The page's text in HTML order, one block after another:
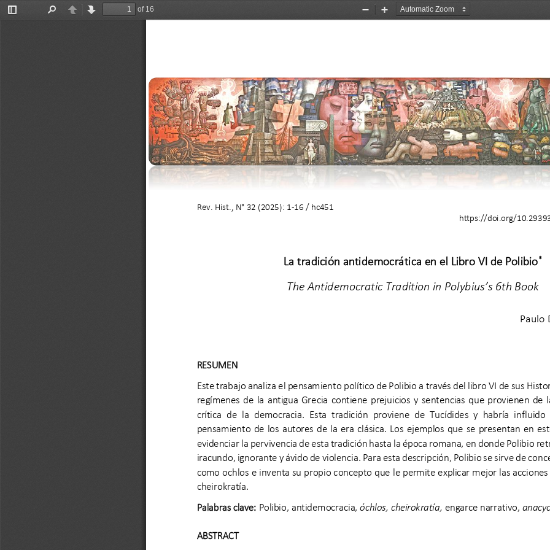
Toggle
PreviousNext
of 16
Zoom
Zoom
Rev. Hist., N° 32 (2025): 1-16 / hc451
https://doi.org/
La tradición antidemocrática en el Libro VI de Polibio*
The Antidemocratic Tradition in Polybius’s 6th Book
Paulo
RESUMEN
Este trabajo analiza el pensamiento político de Polibio a través del libro VI de sus
regímenes  de  la  antigua  Grecia  contiene  prejuicios  y  sentencias  que  provienen  de
crítica  de  la  democracia.  Esta  tradición  proviene  de  Tucídides  y  habría  influido
pensamiento  de  los  autores  de  la  era  clásica.  Los  ejemplos  que  se  presentan  en
evidenciar la pervivencia de esta tradición hasta la época romana, en donde Polibio
iracundo, ignorante y ávido de violencia. Para esta descripción, Polibio se sirve de
como ochlos e inventa su propio concepto que le permite explicar mejor las
cheirokratía.
Palabras clave: Polibio, antidemocracia, óchlos, cheirokratía, engarce narrativo,
ABSTRACT